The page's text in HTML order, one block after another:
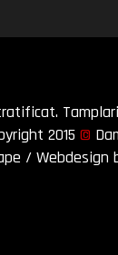
2015 ©
/ Webdesign